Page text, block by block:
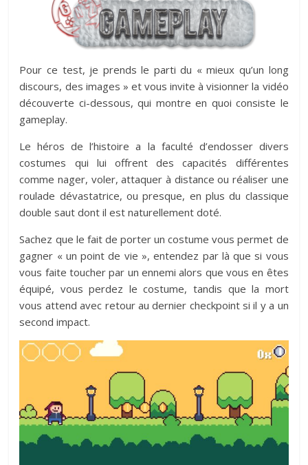
Pour ce test, je prends le parti du « mieux qu’un long
discours, des images » et vous invite à visionner la vidéo
découverte ci-dessous, qui montre en quoi consiste le
gameplay.
Le héros de l’histoire a la faculté d’endosser divers
costumes qui lui offrent des capacités différentes
comme nager, voler, attaquer à distance ou réaliser une
roulade dévastatrice, ou presque, en plus du classique
double saut dont il est naturellement doté.
Sachez que le fait de porter un costume vous permet de
gagner « un point de vie », entendez par là que si vous
vous faite toucher par un ennemi alors que vous en êtes
équipé, vous perdez le costume, tandis que la mort
vous attend avec retour au dernier checkpoint si il y a un
second impact.